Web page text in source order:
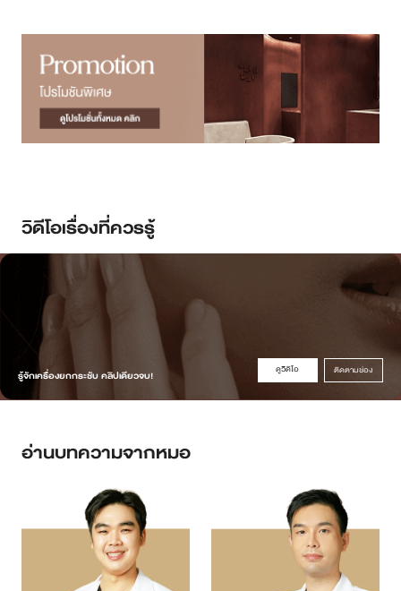
วิดีโอเรื่องที่ควรรู้
รู้จักเครื่องยกกระชับ คลิปเดียวจบ! ดูวิดิโอ ติดตามช่อง
อ่านบทความจากหมอ